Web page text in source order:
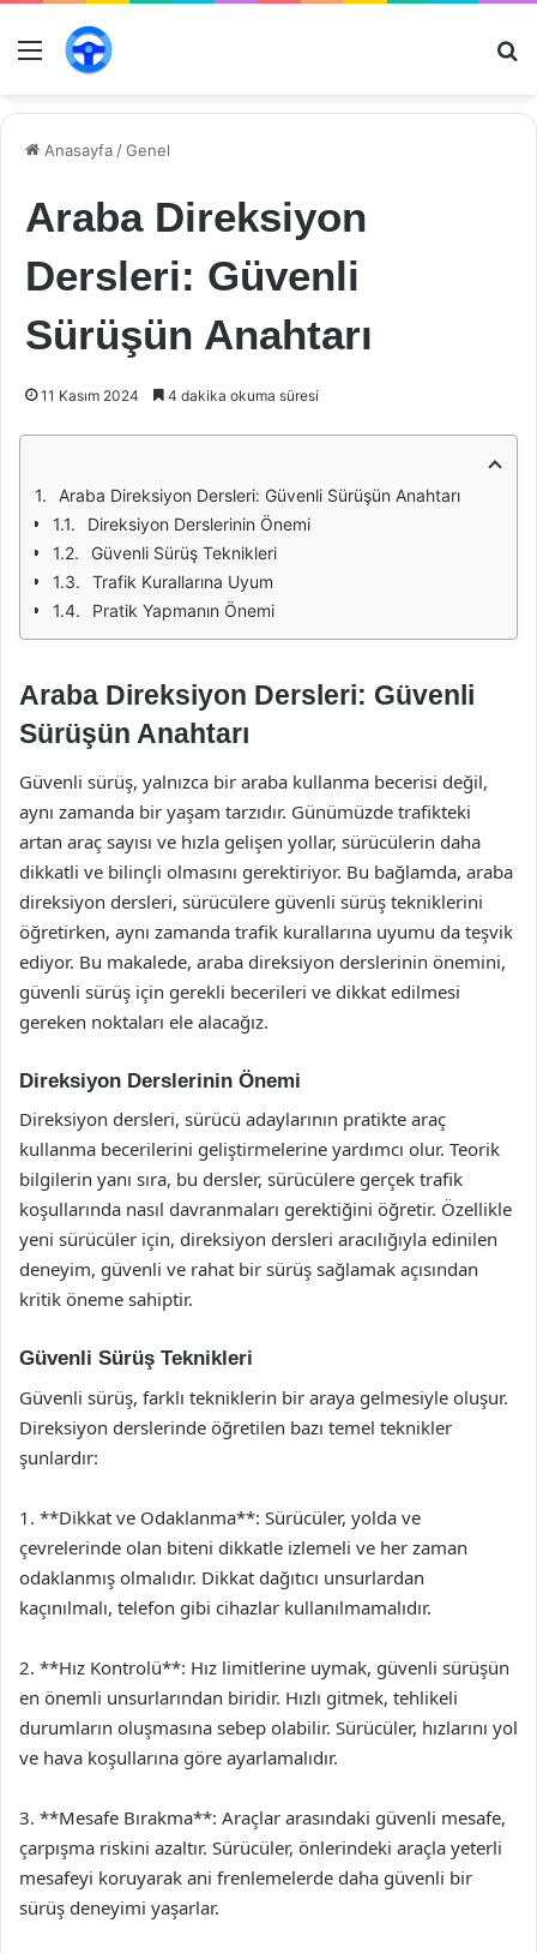
Menü
Anasayfa /Genel
Araba Direksiyon
Dersleri: Güvenli
Sürüşün Anahtarı
11 Kasım 2024 4 dakika okuma süresi
Araba Direksiyon Dersleri: Güvenli Sürüşün Anahtarı
Direksiyon Derslerinin Önemi
Güvenli Sürüş Teknikleri
Trafik Kurallarına Uyum
Pratik Yapmanın Önemi
Araba Direksiyon Dersleri: Güvenli
Sürüşün Anahtarı
Güvenli sürüş, yalnızca bir araba kullanma becerisi değil,
aynı zamanda bir yaşam tarzıdır. Günümüzde trafikteki
artan araç sayısı ve hızla gelişen yollar, sürücülerin daha
dikkatli ve bilinçli olmasını gerektiriyor. Bu bağlamda, araba
direksiyon dersleri, sürücülere güvenli sürüş tekniklerini
öğretirken, aynı zamanda trafik kurallarına uyumu da teşvik
ediyor. Bu makalede, araba direksiyon derslerinin önemini,
güvenli sürüş için gerekli becerileri ve dikkat edilmesi
gereken noktaları ele alacağız.
Direksiyon Derslerinin Önemi
Direksiyon dersleri, sürücü adaylarının pratikte araç
kullanma becerilerini geliştirmelerine yardımcı olur. Teorik
bilgilerin yanı sıra, bu dersler, sürücülere gerçek trafik
koşullarında nasıl davranmaları gerektiğini öğretir. Özellikle
yeni sürücüler için, direksiyon dersleri aracılığıyla edinilen
deneyim, güvenli ve rahat bir sürüş sağlamak açısından
kritik öneme sahiptir.
Güvenli Sürüş Teknikleri
Güvenli sürüş, farklı tekniklerin bir araya gelmesiyle oluşur.
Direksiyon derslerinde öğretilen bazı temel teknikler
şunlardır:
1. **Dikkat ve Odaklanma**: Sürücüler, yolda ve
çevrelerinde olan biteni dikkatle izlemeli ve her zaman
odaklanmış olmalıdır. Dikkat dağıtıcı unsurlardan
kaçınılmalı, telefon gibi cihazlar kullanılmamalıdır.
2. **Hız Kontrolü**: Hız limitlerine uymak, güvenli sürüşün
en önemli unsurlarından biridir. Hızlı gitmek, tehlikeli
durumların oluşmasına sebep olabilir. Sürücüler, hızlarını yol
ve hava koşullarına göre ayarlamalıdır.
3. **Mesafe Bırakma**: Araçlar arasındaki güvenli mesafe,
çarpışma riskini azaltır. Sürücüler, önlerindeki araçla yeterli
mesafeyi koruyarak ani frenlemelerde daha güvenli bir
sürüş deneyimi yaşarlar.